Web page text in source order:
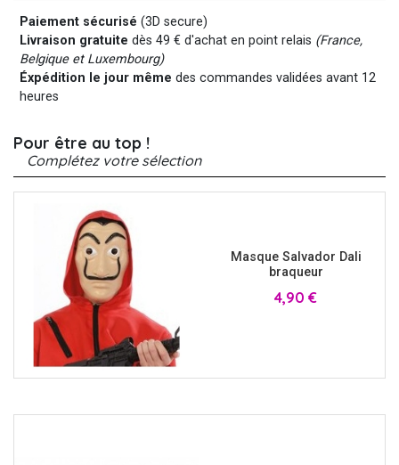
Paiement sécurisé (3D secure)
Livraison gratuite dès 49 € d'achat en point relais (France,
Belgique et Luxembourg)
Éxpédition le jour même des commandes validées avant 12
heures
Pour être au top !
Complétez votre sélection
Masque Salvador Dali
braqueur
Prix
4,90 €